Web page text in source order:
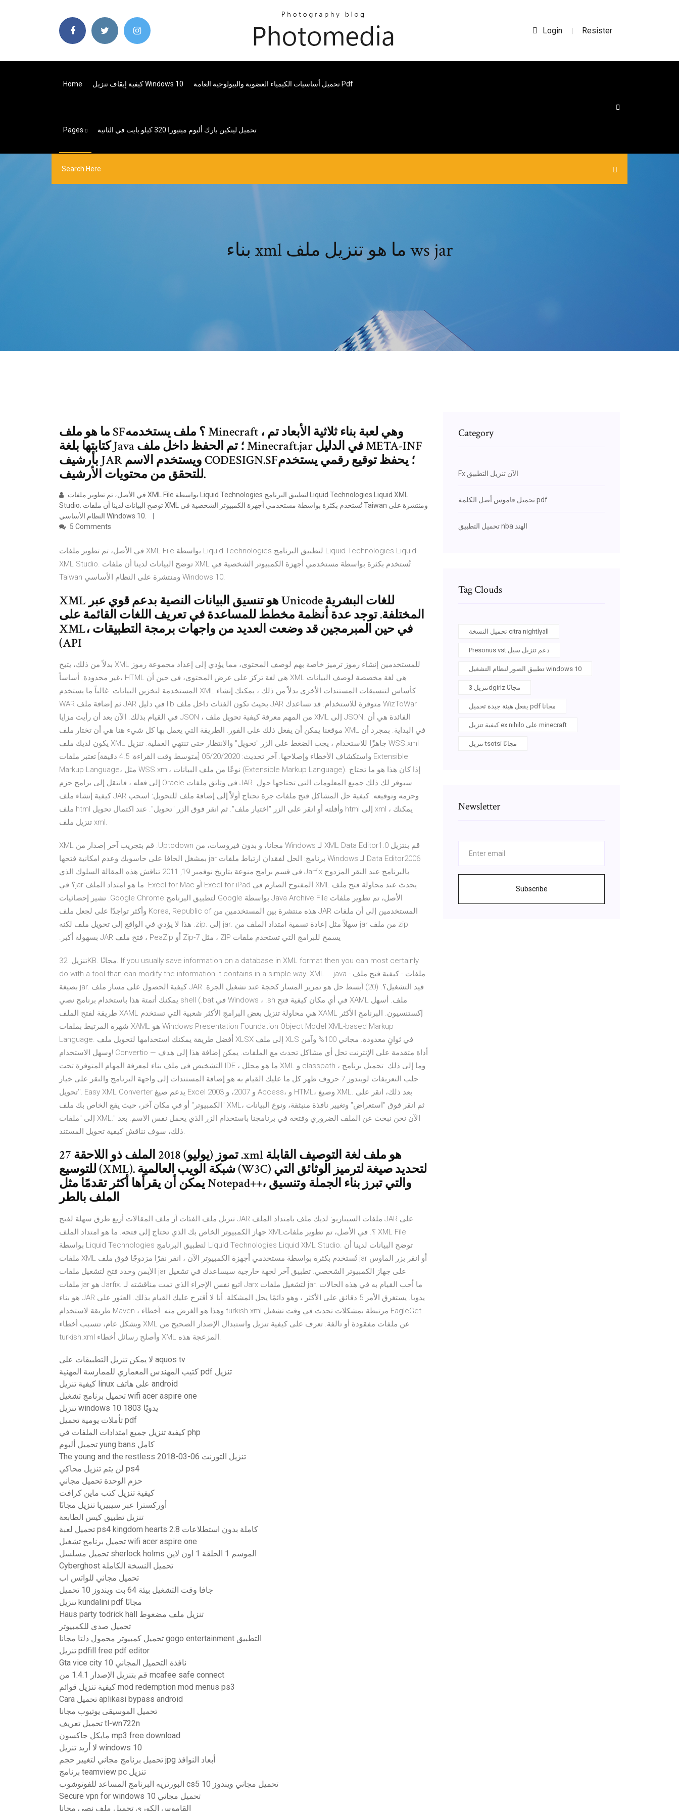
Login | Resister
Home كيفية إيقاف تنزيل Windows 10 تحميل أساسيات الكيمياء العضوية والبيولوجية العامة Pdf
Pages تحميل لينكين بارك ألبوم ميتيورا 320 كيلو بايت في الثانية
بناء xml ما هو تنزيل ملف ws jar
ما هو ملف SF؟ ملف يستخدمه Minecraft ، وهي لعبة بناء ثلاثية الأبعاد تم
كتابتها بلغة Java ؛ تم الحفظ داخل ملف Minecraft.jar في الدليل META-INF
بأرشيف JAR ويستخدم الاسم CODESIGN.SF؛ يحفظ توقيع رقمي يستخدم
للتحقق من محتويات الأرشيف.
Studio. توضح البيانات لدينا أن ملفات XML تُستخدم بكثرة بواسطة مستخدمي أجهزة الكمبيوتر الشخصية في Taiwan ومنتشرة على
النظام الأساسي Windows 10.
5 Comments
في الأصل، تم تطوير ملفات XML File بواسطة Liquid Technologies لتطبيق البرنامج Liquid Technologies Liquid
XML Studio. توضح البيانات لدينا أن ملفات XML تُستخدم بكثرة بواسطة مستخدمي أجهزة الكمبيوتر الشخصية في
Taiwan ومنتشرة على النظام الأساسي Windows 10.
XML هو تنسيق البيانات النصية بدعم قوي عبر Unicode للغات البشرية
المختلفة. توجد عدة أنظمة مخطط للمساعدة في تعريف اللغات القائمة على
XML، في حين المبرمجين قد وضعت العديد من واجهات برمجة التطبيقات
(API
بدلاً من ذلك، يتيح XML للمستخدمين إنشاء رموز ترميز خاصة بهم لوصف المحتوى، مما يؤدي إلى إعداد مجموعة رموز
غير محدودة. أساساً، HTML هي لغة تركز على عرض المحتوى، في حين أن XML هي لغة مخصصة لوصف البيانات
المستخدمة لتخزين البيانات. غالباً ما يستخدم XML كأساس لتنسيقات المستندات الأخرى بدلاً من ذلك ، يمكنك إنشاء
WAR ثم إضافة ملف JAR في دليل lib بحيث تكون الفئات داخل ملف JAR متوفرة للاستخدام. قد تساعدك WizToWar
في القيام بذلك. الآن بعد أن رأيت مزايا JSON ، من المهم معرفة كيفية تحويل ملف XML إلى JSON. الفائدة هي أن
موقعنا يمكن أن يفعل ذلك على الفور. الطريقة التي يعمل بها كل شيء هنا هي أن تختار ملف XML في البداية. بمجرد أن
يكون لديك ملف XML جاهزًا للاستخدام ، يجب الضغط على الزر "تحويل" والانتظار حتى تنتهي العملية. تنزيل WSS.xml
واستكشاف الأخطاء وإصلاحها. آخر تحديث: 05/20/2020 [متوسط وقت القراءة: 4.5 دقيقة] تعتبر ملفات Extensible
Markup Language، مثل WSS.xml، نوعًا من ملف البيانات (Extensible Markup Language). إذا كان هذا هو ما تحتاج
إلى فعله ، فانتقل إلى برامج حزم Oracle في وثائق ملفات JAR. سيوفر لك ذلك جميع المعلومات التي تحتاجها حول
كيفية إنشاء ملف JAR وحزمه وتوقيعه. كيفية حل المشاكل فتح ملفات جرة تحتاج أولاً إلى إضافة ملف للتحويل: اسحب
ملف html وأفلته أو انقر على الزر "اختيار ملف". ثم انقر فوق الزر "تحويل". عند اكتمال تحويل html إلى xml ، يمكنك
تنزيل ملف xml.
‫قم بنتزيل XML Data Editor1.0 لـ Windows مجانا، و بدون فيروسات، من Uptodown. قم بتجريب آخر إصدار من XML
Data Editor2006 لـ Windows برنامج: الحل لفقدان ارتباط ملفات jar بمشغل الجافا على حاسوبك وعدم امكانية فتحها
بالبرنامج عند النقر المزدوج Jarfix في قسم برامج منوعة بتاريخ ‏نوفمبر 19, 2011 تناقش هذه المقالة السلوك الذي
يحدث عند محاولة فتح ملف XML المفتوح الصارم في Excel for iPad أو Excel for Mac. ما هو امتداد الملف jar؟ في
الأصل، تم تطوير ملفات Java Archive File بواسطة Google لتطبيق البرنامج Google Chrome. تشير إحصائيات
المستخدمين إلى أن ملفات JAR هذه منتشرة بين المستخدمين من Korea, Republic of وأكثر تواجدًا على لجعل ملف
zip من ملف jar سهلاً مثل إعادة تسمية امتداد الملف من .jar إلى .zip. هذا لا يؤدي في الواقع إلى تحويل ملف لكنه
يسمح للبرامج التي تستخدم ملفات ZIP ، مثل 7-Zip أو PeaZip ، فتح ملف JAR بسهولة أكبر.
تنزيل. 32KB. مجانًا. If you usually save information on a database in XML format then you can most certainly
do with a tool than can modify the information it contains in a simple way. XML … java - ملفات - كيفية فتح ملف
بصيغة jar. كيفية الحصول على مسار ملف JAR قيد التشغيل؟. (20) أبسط حل هو تمرير المسار كحجة عند تشغيل الجرة.
يمكنك أتمتة هذا باستخدام برنامج نصي shell (.bat في Windows ، .sh في أي مكان كيفية فتح XAML ملف. أسهل
طريقة لفتح الملف XAML هي محاولة تنزيل بعض البرامج الأكثر شعبية التي تستخدم XAML إكستنسيون. البرنامج الأكثر
شهرة المرتبط بملفات XAML هو Windows Presentation Foundation Object Model XML-based Markup
Language. أفضل طريقة يمكنك استخدامها لتحويل ملف XLSX إلى ملف XLS في ثوانٍ معدودة. مجاني 100% وآمن
وسهل الاستخدام! Convertio — أداة متقدمة على الإنترنت تحل أي مشاكل تحدث مع الملفات. يمكن إضافة هذا إلى هدف
التشخيص في ملف بناء لمعرفة المهام المتوفرة تحت IDE ، ما هو محلل XML و classpath ، وما إلى ذلك. تحميل برنامج
جلب التعريفات لويندوز 7 حروف ظهر كل ما عليك القيام به هو إضافة المستندات إلى واجهة البرنامج والنقر على خيار
'تحويل'. Easy XML Converter يدعم صيغ Excel 2003 و 2007، و Access، و HTML، وصيغ XML. بعد ذلك، انقر على
"الكمبيوتر" أو في مكان آخر، حيث يقع الخاص بك ملف XML، ثم انقر فوق "استعراض" وتغيير نافذة منبثقة، ونوع البيانات
إلى "ملفات XML." الآن نحن نبحث عن الملف الضروري وفتحه في برنامجنا باستخدام الزر الذي يحمل نفس الاسم. بعد
ذلك، سوف نناقش كيفية تحويل المستند.
27 تموز (يوليو) 2018 الملف ذو اللاحقة .xml هو ملف لغة التوصيف القابلة
للتوسيع (XML). شبكة الويب العالمية (W3C) لتحديد صيغة لترميز الوثائق التي
يمكن أن يقرأها أكثر تقدمًا مثل Notepad++، والتي تبرز بناء الجملة وتنسيق
الملف بالطر
تنزيل ملف الفئات أز ملف المقالات أربع طرق سهلة لفتح JAR ملفات السيناريو: لديك ملف بامتداد الملف JAR على
جهاز الكمبيوتر الخاص بك الذي تحتاج إلى فتحه. ما هو امتداد الملف XML؟. في الأصل، تم تطوير ملفات XML File
بواسطة Liquid Technologies لتطبيق البرنامج Liquid Technologies Liquid XML Studio. توضح البيانات لدينا أن
ملفات XML تُستخدم بكثرة بواسطة مستخدمي أجهزة الكمبيوتر الآن ، انقر نقرًا مزدوجًا فوق ملف jar أو انقر بزر الماوس
الأيمن وحدد فتح لتشغيل ملفات jar على جهاز الكمبيوتر الشخصي. تطبيق آخر لجهة خارجية سيساعدك في تشغيل
ملفات jar هو Jarfix. اتبع نفس الإجراء الذي تمت مناقشته لـ Jarx لتشغيل ملفات jar. ما أحب القيام به في هذه الحالات
هو بناء JAR يدويا. يستغرق الأمر 5 دقائق على الأكثر ، وهو دائمًا يحل المشكلة. أنا لا أقترح عليك القيام بذلك. العثور على
طريقة لاستخدام Maven ، وهذا هو الغرض منه. أخطاء turkish.xml مرتبطة بمشكلات تحدث في وقت تشغيل EagleGet.
وبشكل عام، تتسبب أخطاء XML عن ملفات مفقودة أو تالفة. تعرف على كيفية تنزيل واستبدال الإصدار الصحيح من
turkish.xml وأصلح رسائل أخطاء XML المزعجة هذه.
لا يمكن تنزيل التطبيقات على aquos tv
كتيب المهندس المعماري للممارسة المهنية pdf تنزيل
كيفية تنزيل linux على هاتف android
تحميل برنامج تشغيل wifi acer aspire one
تنزيل windows 10 1803 يدويًا
تأملات يومية تحميل pdf
كيفية تنزيل جميع امتدادات الملفات في php
تحميل ألبوم yung bans كامل
The young and the restless 2018-03-06 تنزيل التورنت
لن يتم تنزيل محاكي ps4
حزم الوحدة تحميل مجاني
كيفية تنزيل كتب ماين كرافت
أوركسترا عبر سيبيريا تنزيل مجانًا
تنزيل تطبيق كيس الطابعة
تحميل لعبة ps4 kingdom hearts 2.8 كاملة بدون استطلاعات
تحميل برنامج تشغيل wifi acer aspire one
تحميل مسلسل sherlock holms الموسم 1 الحلقة 1 اون لاين
Cyberghost تحميل النسخة الكاملة
تحميل مجاني للواتس اب
جافا وقت التشغيل بيئة 64 بت ويندوز 10 تحميل
تنزيل kundalini pdf مجانًا
Haus party todrick hall تنزيل ملف مضغوط
تحميل صدى للكمبيوتر
تحميل كمبيوتر محمول دلتا مجانا gogo entertainment التطبيق
تنزيل pdfill free pdf editor
Gta vice city نافذة التحميل المجاني 10
قم بتنزيل الإصدار 1.4.1 من mcafee safe connect
كيفية تنزيل قوائم mod redemption mod menus ps3
Cara تحميل aplikasi bypass android
تحميل الموسيقى يوتيوب مجانا
تحميل تعريف tl-wn722n
مايكل جاكسون mp3 free download
لا أريد تنزيل windows 10
تحميل برنامج مجاني لتغيير حجم jpg أبعاد النوافذ
برنامج teamview pc تنزيل
البورتريه البرنامج المساعد للفوتوشوب cs5 تحميل مجاني ويندوز 10
Secure vpn for windows 10 تحميل مجاني
القاموس الكوري تحميل ملف نصي مجانا
Category
Fx الآن تنزيل التطبيق
تحميل قاموس أصل الكلمة pdf
تحميل التطبيق nba الهند
Tag Clouds
تحميل النسخة citra nightlyall
Presonus vst دعم تنزيل سيل
تطبيق الصور لنظام التشغيل windows 10
تنزيل 3dgirlz مجانًا
يفعل هيئة جيدة تحميل pdf مجانا
كيفية تنزيل ex nihilo على minecraft
تنزيل tsotsi مجانًا
Newsletter
Subscribe